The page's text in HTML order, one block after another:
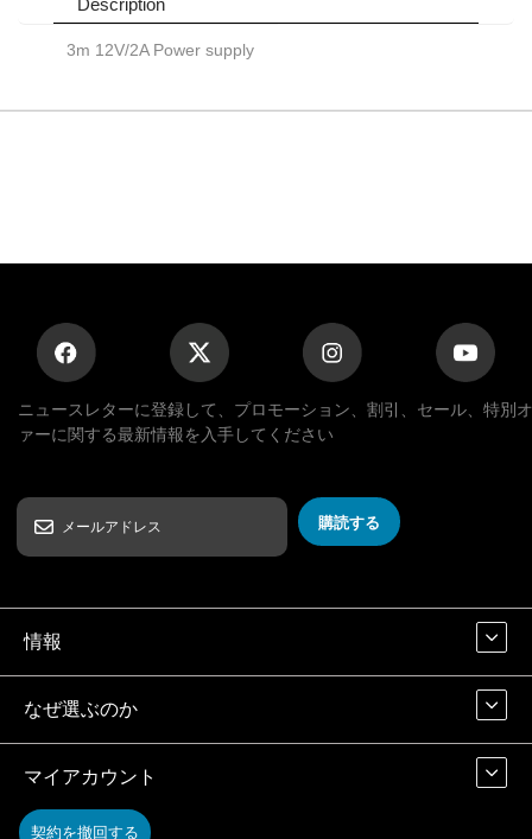
Description
3m 12V/2A Power supply
ニュースレターに登録して、プロモーション、割引、セール、特別
ァーに関する最新情報を入手してください
購読する
情報
なぜ選ぶのか
マイアカウント
契約を撤回する